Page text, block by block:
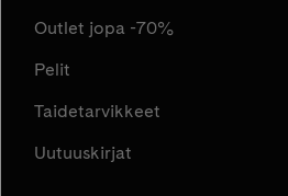
Outlet jopa -70%
Pelit
Taidetarvikkeet
Uutuuskirjat